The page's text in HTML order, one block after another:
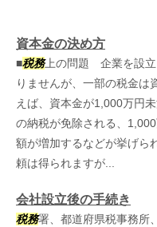
資本金の決め方
■税務上の問題 企業を設立
りませんが、一部の税金は
えば、資本金が1,000万円
の納税が免除される、
額が増加するなどが挙げ
頼は得られますが...
会社設立後の手続き
税務署、都道府県税事務所